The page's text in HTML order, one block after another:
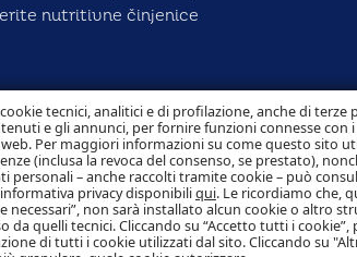
tecnici, analitici e di profilazione, anche di terze
e gli annunci, per fornire funzioni connesse con
Per maggiori informazioni su come questo sito
(inclusa la revoca del consenso, se prestato),
personali – anche raccolti tramite cookie – può
privacy disponibiliqui. Le ricordiamo che,
necessari”, non sarà installato alcun cookie o altro
da quelli tecnici. Cliccando su “Accetto tutti i cookie”,
di tutti i cookie utilizzati dal sito. Cliccando su
nutritivne činjenice